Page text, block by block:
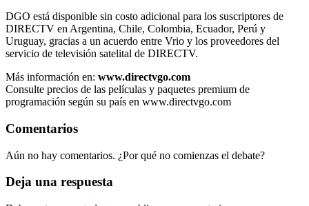
DGO está disponible sin costo adicional para los suscriptores de
DIRECTV en Argentina, Chile, Colombia, Ecuador, Perú y
Uruguay, gracias a un acuerdo entre Vrio y los proveedores del
servicio de televisión satelital de DIRECTV.
Más información en: www.directvgo.com
Consulte precios de las películas y paquetes premium de
programación según su país en www.directvgo.com
Comentarios
Aún no hay comentarios. ¿Por qué no comienzas el debate?
Deja una respuesta